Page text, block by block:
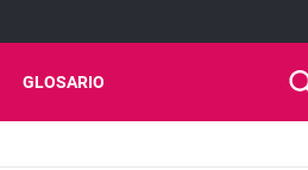
GLOSARIO